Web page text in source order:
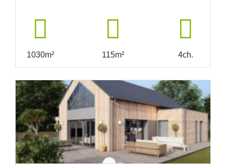
1030m² 115m² 4ch.